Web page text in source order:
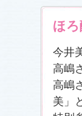
ほ
今井
高嶋
高嶋
美」